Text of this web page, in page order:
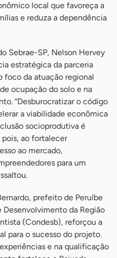
local que favoreça a
e reduza a dependência
Sebrae-SP, Nelson Hervey
estratégica da parceria
foco da atuação regional
ocupação do solo e na
“Desburocratizar o código
a viabilidade econômica
socioprodutiva é
pois, ao fortalecer
ao mercado,
para um
prefeito de Peruíbe
da Região
(Condesb), reforçou a
para o sucesso do projeto.
e na qualificação